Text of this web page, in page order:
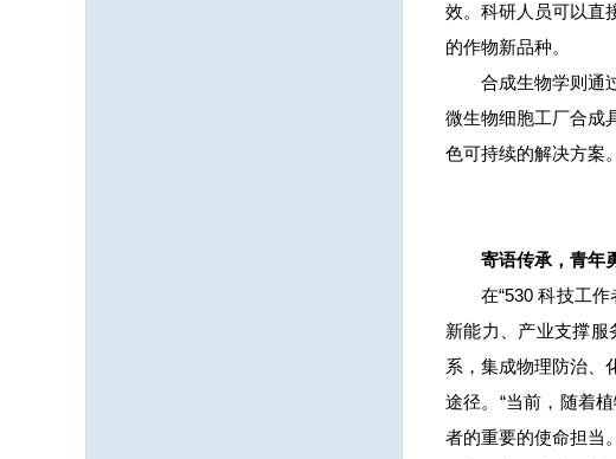
效。科研人员可以直
的作物新品种。
合成生物学则通
微生物细胞工厂合成
色可持续的解决方案。
寄语传承，青年
在“530 科技工
新能力、产业支撑
系，集成物理防治、
途径。“当前，随着
者的重要的使命担当